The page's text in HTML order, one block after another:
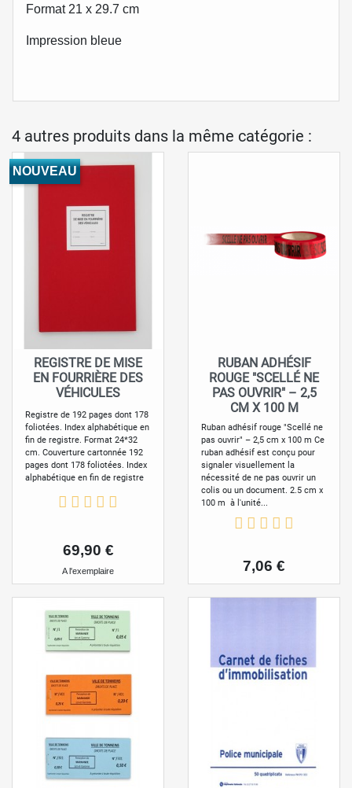
Format 21 x 29.7 cm
Impression bleue
4 autres produits dans la même catégorie :
REGISTRE DE MISE
EN FOURRIÈRE DES
VÉHICULES
Registre de 192 pages dont 178
foliotées. Index alphabétique en
fin de registre. Format 24*32
cm. Couverture cartonnée 192
pages dont 178 foliotées. Index
alphabétique en fin de registre
Prix
69,90 €
A l'exemplaire
NOUVEAU
RUBAN ADHÉSIF
ROUGE "SCELLÉ NE
PAS OUVRIR" – 2,5
CM X 100 M
Ruban adhésif rouge "Scellé ne
pas ouvrir" – 2,5 cm x 100 m Ce
ruban adhésif est conçu pour
signaler visuellement la
nécessité de ne pas ouvrir un
colis ou un document. 2.5 cm x
100 m à l'unité...
Prix
7,06 €